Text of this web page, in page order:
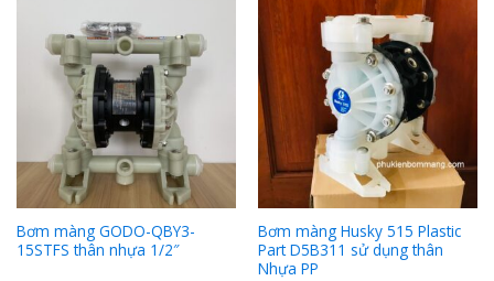
Bơm màng GODO-QBY3-
15STFS thân nhựa 1/2″
Bơm màng Husky 515 Plastic
Part D5B311 sử dụng thân
Nhựa PP